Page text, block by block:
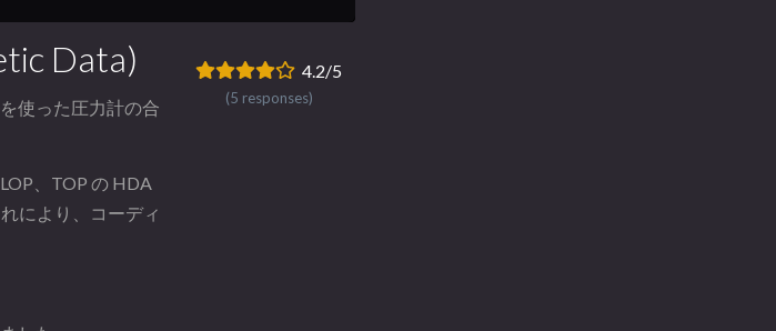
Data)
使った圧力計の合
、TOP の HDA
により、コーディ
4.2/5
(5 responses)